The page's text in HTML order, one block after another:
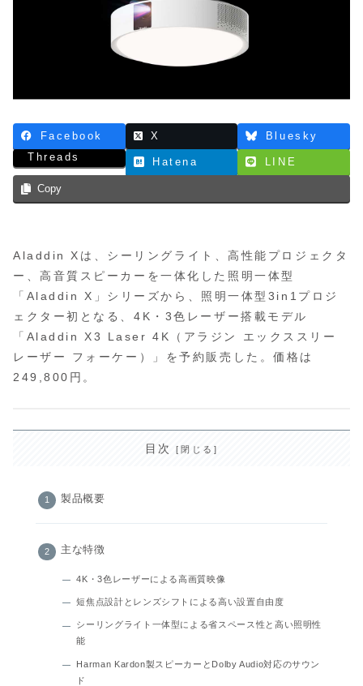
Facebook X
Bluesky
Threads
Hatena LINE
Copy
Aladdin Xは、シーリングライト、高性能プロジェクタ
ー、高音質スピーカーを一体化した照明一体型
「Aladdin X」シリーズから、照明一体型3in1プロジ
ェクター初となる、4K・3色レーザー搭載モデル
「Aladdin X3 Laser 4K（アラジン エックススリー
レーザー フォーケー）」を予約販売した。価格は
249,800円。
目次
製品概要
主な特徴
4K・3色レーザーによる高画質映像
短焦点設計とレンズシフトによる高い設置自由度
シーリングライト一体型による省スペース性と高い照明性
能
Harman Kardon製スピーカーとDolby Audio対応のサウン
ド